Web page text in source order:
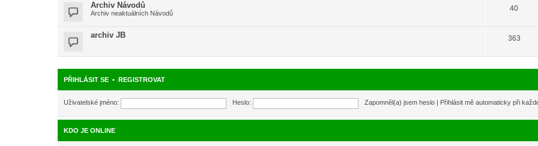
Archiv Návodů
Archiv neaktuálních Návodů
40
archiv JB 363
PŘIHLÁSIT SE • REGISTROVAT
Uživatelské jméno: Heslo: Zapomněl(a) jsem heslo Přihlásit mě automaticky při
KDO JE ONLINE